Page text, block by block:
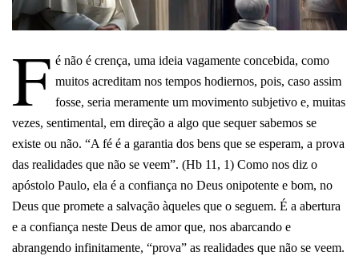
F é não é crença, uma ideia vagamente concebida, como
muitos acreditam nos tempos hodiernos, pois, caso assim
fosse, seria meramente um movimento subjetivo e, muitas
vezes, sentimental, em direção a algo que sequer sabemos se
existe ou não. “A fé é a garantia dos bens que se esperam, a prova
das realidades que não se veem”. (Hb 11, 1) Como nos diz o
apóstolo Paulo, ela é a confiança no Deus onipotente e bom, no
Deus que promete a salvação àqueles que o seguem. É a abertura
e a confiança neste Deus de amor que, nos abarcando e
abrangendo infinitamente, “prova” as realidades que não se veem.